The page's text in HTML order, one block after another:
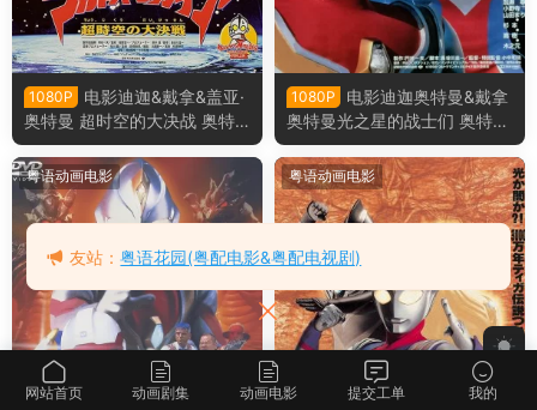
1080P
电影迪迦&戴拿&盖亚·
奥特曼 超时空的大决战 奥特
曼超时空大决战粤语版
1080P
电影迪迦奥特曼&戴拿
奥特曼光之星的战士们 奥特曼
剧场版 星光战士粤语版
粤语动画电影 粤语动画电影
网站首页 动画剧集 动画电影 提交工单 我的
友站：粤语花园(粤配电影&粤配电视剧)